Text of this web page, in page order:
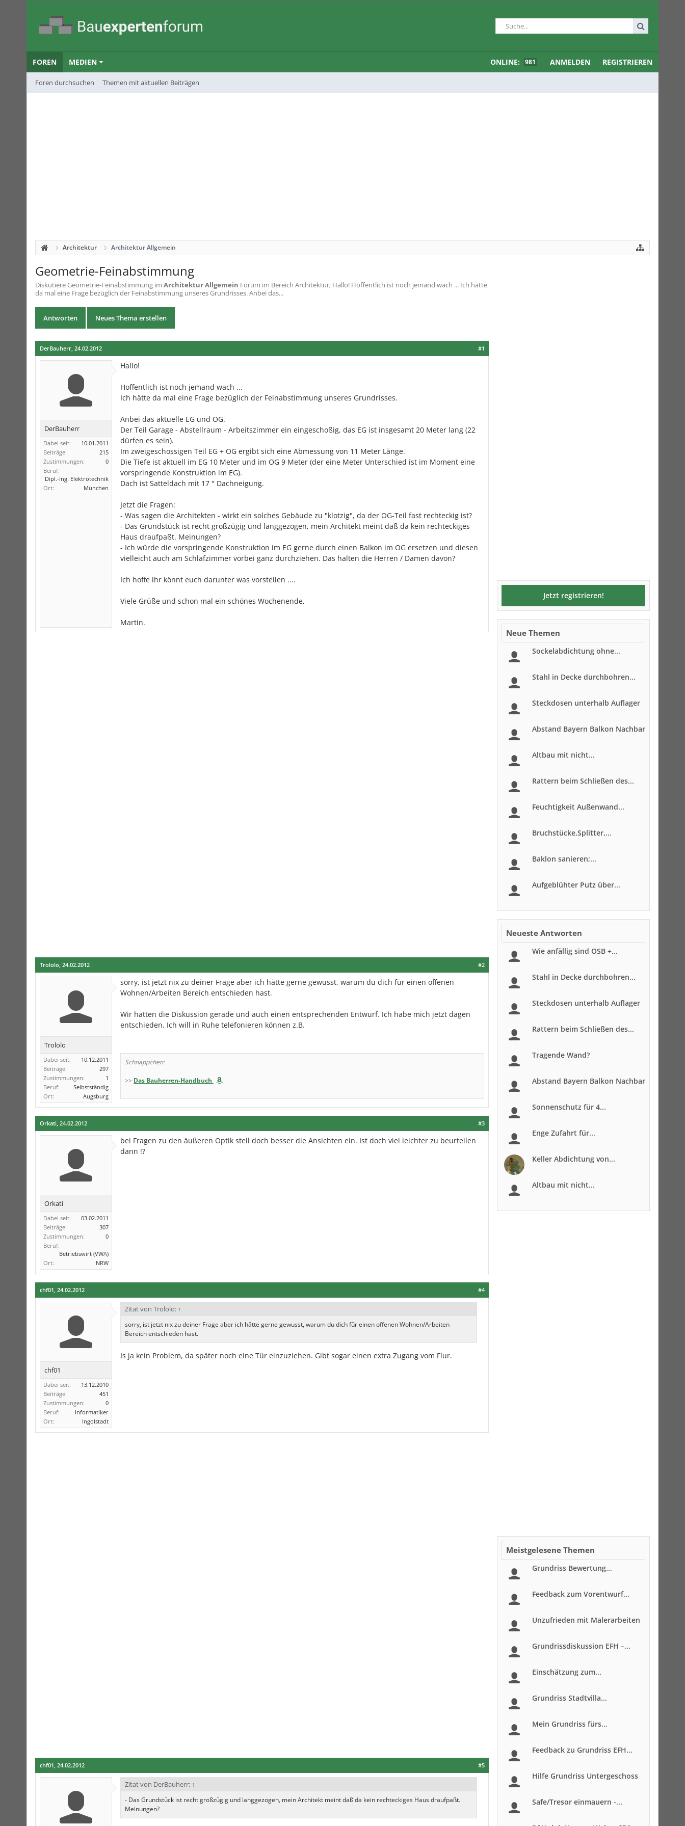
FOREN
Foren durchsuchen Themen mit aktuellen Beiträgen
MEDIEN ONLINE: 981 ANMELDEN REGISTRIEREN
Architektur Architektur Allgemein
Geometrie-Feinabstimmung
DiskutiereGeometrie-Feinabstimmung im Architektur Allgemein Forum im Bereich Architektur; Hallo! Hoffentlich ist noch jemand wach ... Ich hätte
da mal eine Frage bezüglich der Feinabstimmung unseres Grundrisses. Anbei das...
Antworten Neues Thema erstellen
#1
DerBauherr, 24.02.2012
DerBauherr
Dabei seit:
10.01.2011
Beiträge:
215
Zustimmungen:
0
Beruf:
Dipl.-Ing. Elektrotechnik
Ort:
München
Hallo!
Hoffentlich ist noch jemand wach ...
Ich hätte da mal eine Frage bezüglich der Feinabstimmung unseres Grundrisses.
Anbei das aktuelle EG und OG.
Der Teil Garage - Abstellraum - Arbeitszimmer ein eingeschoßig, das EG ist insgesamt 20 Meter lang (22
dürfen es sein).
Im zweigeschossigen Teil EG + OG ergibt sich eine Abmessung von 11 Meter Länge.
Die Tiefe ist aktuell im EG 10 Meter und im OG 9 Meter (der eine Meter Unterschied ist im Moment eine
vorspringende Konstruktion im EG).
Dach ist Satteldach mit 17 ° Dachneigung.
Jetzt die Fragen:
- Was sagen die Architekten - wirkt ein solches Gebäude zu "klotzig", da der OG-Teil fast rechteckig ist?
- Das Grundstück ist recht großzügig und langgezogen, mein Architekt meint daß da kein rechteckiges
Haus draufpaßt. Meinungen?
- Ich würde die vorspringende Konstruktion im EG gerne durch einen Balkon im OG ersetzen und diesen
vielleicht auch am Schlafzimmer vorbei ganz durchziehen. Das halten die Herren / Damen davon?
Ich hoffe ihr könnt euch darunter was vorstellen ....
Viele Grüße und schon mal ein schönes Wochenende,
Martin.
#2
Trololo, 24.02.2012
Trololo
Dabei seit:
10.12.2011
Beiträge:
297
Zustimmungen:
1
Beruf:
Selbstständig
Ort:
Augsburg
sorry, ist jetzt nix zu deiner Frage aber ich hätte gerne gewusst, warum du dich für einen offenen
Wohnen/Arbeiten Bereich entschieden hast.
Wir hatten die Diskussion gerade und auch einen entsprechenden Entwurf. Ich habe mich jetzt dagen
entschieden. Ich will in Ruhe telefonieren können z.B.
Schnäppchen:
>> Das Bauherren-Handbuch
#3
Orkati, 24.02.2012
Orkati
Dabei seit:
03.02.2011
Beiträge:
307
Zustimmungen:
0
Beruf:
Betriebswirt (VWA)
Ort:
NRW
bei Fragen zu den äußeren Optik stell doch besser die Ansichten ein. Ist doch viel leichter zu beurteilen
dann !?
#4
chf01, 24.02.2012
chf01
Dabei seit:
13.12.2010
Beiträge:
451
Zustimmungen:
0
Beruf:
Informatiker
Ort:
Ingolstadt
Zitat von Trololo: ↑
sorry, ist jetzt nix zu deiner Frage aber ich hätte gerne gewusst, warum du dich für einen offenen Wohnen/Arbeiten
Bereich entschieden hast.
Is ja kein Problem, da später noch eine Tür einzuziehen. Gibt sogar einen extra Zugang vom Flur.
#5
chf01, 24.02.2012
Zitat von DerBauherr: ↑
- Das Grundstück ist recht großzügig und langgezogen, mein Architekt meint daß da kein rechteckiges Haus draufpaßt.
Meinungen?
Jetzt registrieren!
Neue Themen
Sockelabdichtung ohne...
Stahl in Decke durchbohren...
Steckdosen unterhalb Auflager
Abstand Bayern Balkon Nachbar
Altbau mit nicht...
Rattern beim Schließen des...
Feuchtigkeit Außenwand...
Bruchstücke,Splitter,...
Baklon sanieren;...
Aufgeblühter Putz über...
Neueste Antworten
Wie anfällig sind OSB +...
Stahl in Decke durchbohren...
Steckdosen unterhalb Auflager
Rattern beim Schließen des...
Tragende Wand?
Abstand Bayern Balkon Nachbar
Sonnenschutz für 4...
Enge Zufahrt für...
Keller Abdichtung von...
Altbau mit nicht...
Meistgelesene Themen
Grundriss Bewertung...
Feedback zum Vorentwurf...
Unzufrieden mit Malerarbeiten
Grundrissdiskussion EFH –...
Einschätzung zum...
Grundriss Stadtvilla...
Mein Grundriss fürs...
Feedback zu Grundriss EFH...
Hilfe Grundriss Untergeschoss
Safe/Tresor einmauern -...